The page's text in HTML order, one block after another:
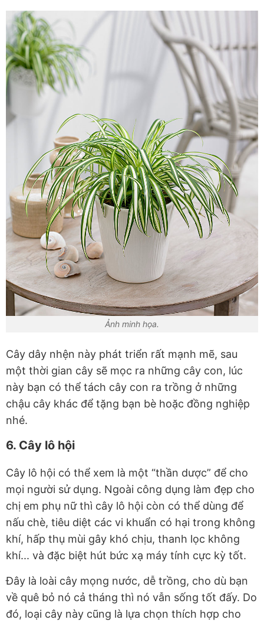
Ảnh minh họa.
Cây dây nhện này phát triển rất mạnh mẽ, sau
một thời gian cây sẽ mọc ra những cây con, lúc
này bạn có thể tách cây con ra trồng ở những
chậu cây khác để tặng bạn bè hoặc đồng nghiệp
nhé.
6. Cây lô hội
Cây lô hội có thể xem là một “thần dược” để cho
mọi người sử dụng. Ngoài công dụng làm đẹp cho
chị em phụ nữ thì cây lô hội còn có thể dùng để
nấu chè, tiêu diệt các vi khuẩn có hại trong không
khí, hấp thụ mùi gây khó chịu, thanh lọc không
khí... và đặc biệt hút bức xạ máy tính cực kỳ tốt.
Đây là loài cây mọng nước, dễ trồng, cho dù bạn
về quê bỏ nó cả tháng thì nó vẫn sống tốt đấy. Do
đó, loại cây này cũng là lựa chọn thích hợp cho